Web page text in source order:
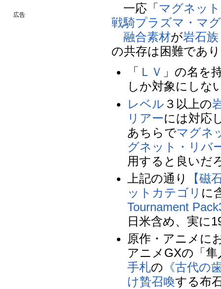
広告
一応「 マグネット
戦騎プラズマ・マ
融合素材が岩石族
の共存は困難であ
「 ＬＶ 」の名を
しか対象にしな
レベル ３以上の
リアーには対応
あちらでマグネ
グネット・リバ
用すると良いだ
上記の通り
【磁
ット カテゴリ に
Tournament
日米含め、実に
原作・アニメに
アニメGXの「
手札の 《古代の
け贄召喚する布